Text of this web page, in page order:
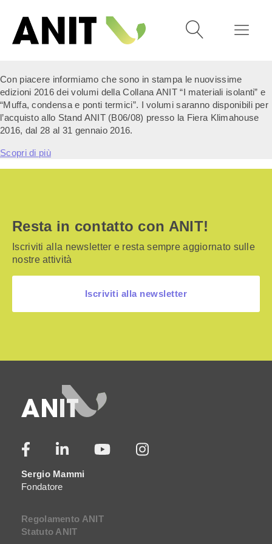
Con piacere informiamo che sono in stampa le nuovissime
edizioni 2016 dei volumi della Collana ANIT “I materiali isolanti” e
“Muffa, condensa e ponti termici”. I volumi saranno disponibili per
l’acquisto allo Stand ANIT (B06/08) presso la Fiera Klimahouse
2016, dal 28 al 31 gennaio 2016.
Scopri di più
Resta in contatto con ANIT!
Iscriviti alla newsletter e resta sempre aggiornato sulle
nostre attività
Iscriviti alla newsletter
Sergio Mammi
Fondatore
Regolamento ANIT
Statuto ANIT